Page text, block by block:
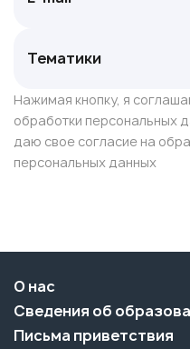
Нажимая кнопку, я
обработки
даю свое согласие на
персональных данных
О нас
Сведения об
Письма приветствия